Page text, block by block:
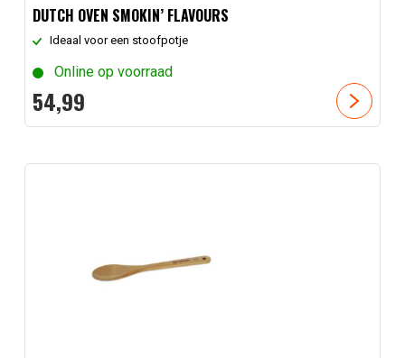
DUTCH OVEN SMOKIN’ FLAVOURS
Ideaal voor een stoofpotje
Online op voorraad
54,99